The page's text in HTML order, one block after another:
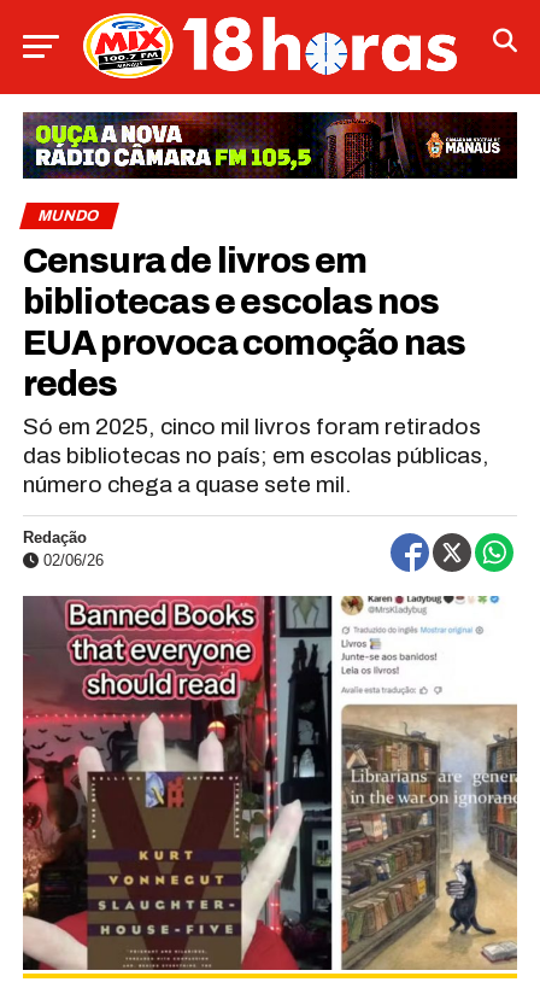
MUNDO
Censura de livros em
bibliotecas e escolas nos
EUA provoca comoção nas
redes
Só em 2025, cinco mil livros foram retirados
das bibliotecas no país; em escolas públicas,
número chega a quase sete mil.
Redação
02/06/26